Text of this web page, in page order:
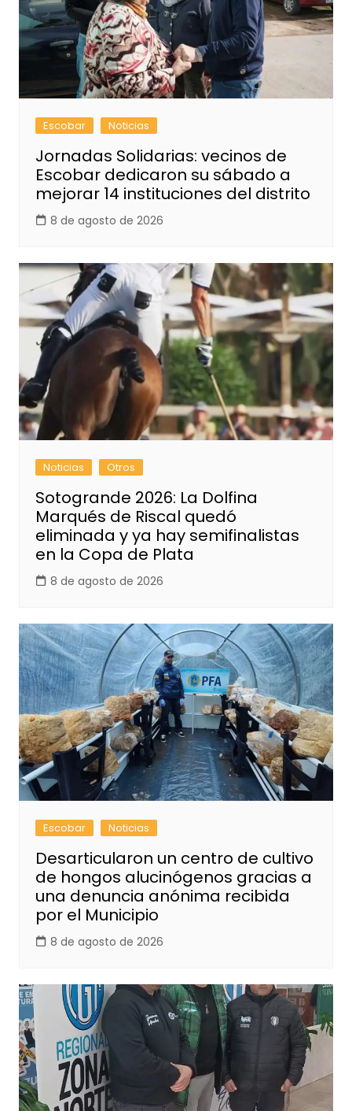
Escobar Noticias
Jornadas Solidarias: vecinos de
Escobar dedicaron su sábado a
mejorar 14 instituciones del distrito
8 de agosto de 2026
Noticias Otros
Sotogrande 2026: La Dolfina
Marqués de Riscal quedó
eliminada y ya hay semifinalistas
en la Copa de Plata
8 de agosto de 2026
Escobar Noticias
Desarticularon un centro de cultivo
de hongos alucinógenos gracias a
una denuncia anónima recibida
por el Municipio
8 de agosto de 2026